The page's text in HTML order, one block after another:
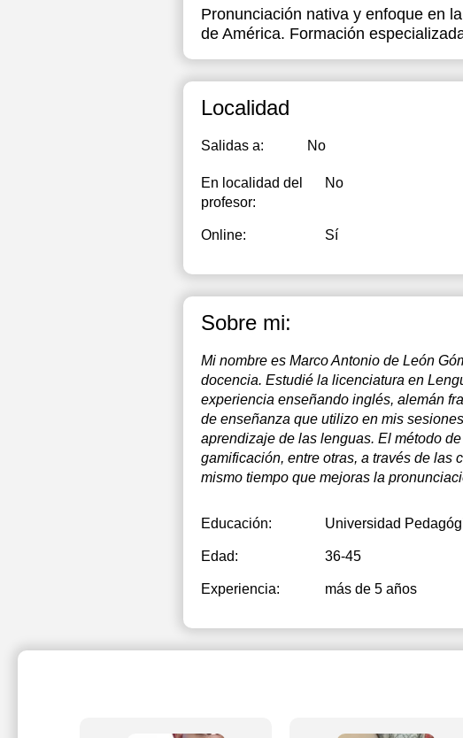
Pronunciación nativa y enfoque en
de América. Formación
Localidad
Salidas a: No
En localidad del
profesor:
No
Online: Sí
Sobre mi:
Mi nombre es Marco Antonio de León
docencia. Estudié la licenciatura en
experiencia enseñando inglés, alemán
de enseñanza que utilizo en mis
aprendizaje de las lenguas. El método
gamificación, entre otras, a través de las
mismo tiempo que mejoras la
Educación: Universidad
Edad: 36-45
Experiencia: más de 5 años